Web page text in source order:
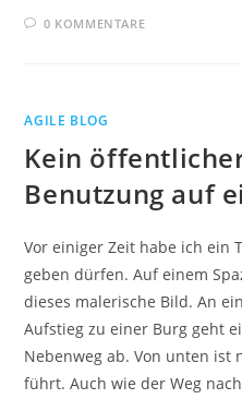
0 KOMMENTARE
AGILE BLOG
Kein
Benutzung auf
Vor einiger Zeit habe ich ein
geben dürfen. Auf einem
dieses malerische Bild. An
Aufstieg zu einer Burg geht
Nebenweg ab. Von unten
führt. Auch wie der Weg